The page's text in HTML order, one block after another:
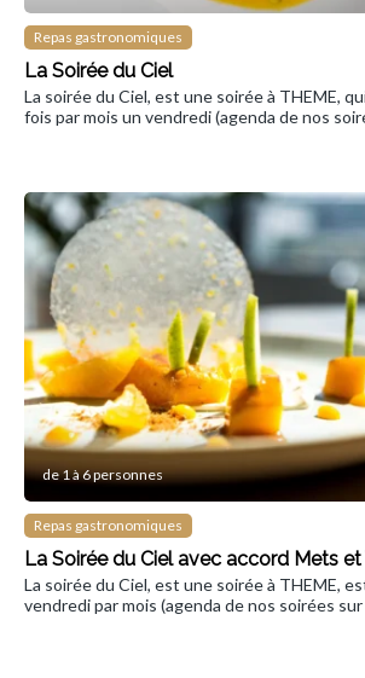
Repas gastronomiques
La Soirée du Ciel
La soirée du Ciel, est une soirée à THEME,
fois par mois un vendredi (agenda de nos
de 1 à 6 personnes
Repas gastronomiques
La Soirée du Ciel avec accord Mets et
La soirée du Ciel, est une soirée à THEME,
vendredi par mois (agenda de nos soirées